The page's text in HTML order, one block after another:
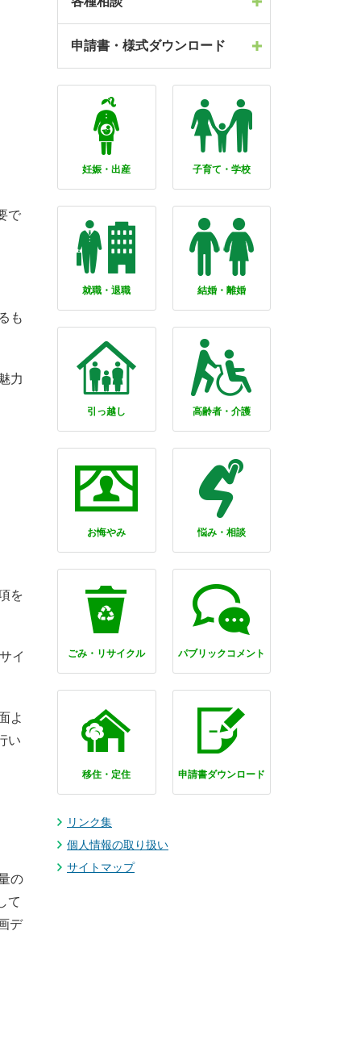
で
も
力
を
イ
よ
い
の
て
デ
申請書・様式ダウンロード
妊娠・出産 子育て・学校
就職・退職 結婚・離婚
引っ越し 高齢者・介護
お悔やみ 悩み・相談
ごみ・リサイクル パブリックコメント
移住・定住 申請書ダウンロード
リンク集
個人情報の取り扱い
サイトマップ